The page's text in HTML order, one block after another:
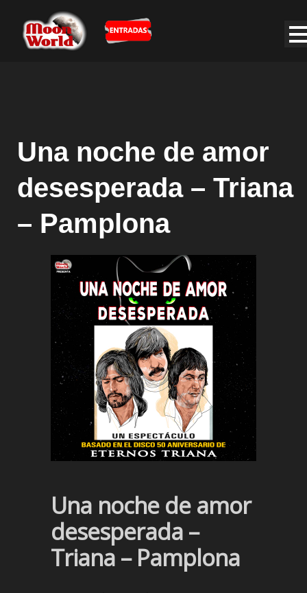
Una noche de amor
desesperada – Triana
– Pamplona
Una noche de amor
desesperada –
Triana – Pamplona